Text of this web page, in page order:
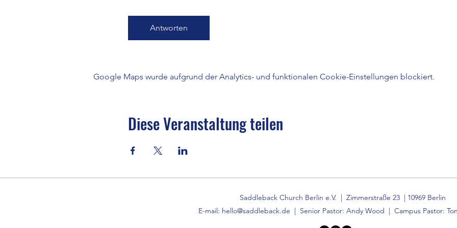
Antworten
Google Maps wurde aufgrund der Analytics- und funktionalen Cookie-Einstellungen blockiert.
Diese Veranstaltung teilen
Saddleback Church Berlin e.V. | Zimmerstraße 23 | 10969 Berlin
E-mail: hello@saddleback.de | Senior Pastor: Andy Wood | Campus Pastor: